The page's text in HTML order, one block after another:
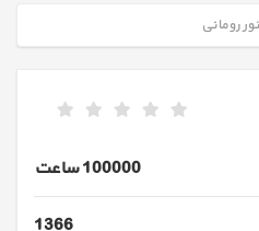
رومانی
100000 ساعت
1366